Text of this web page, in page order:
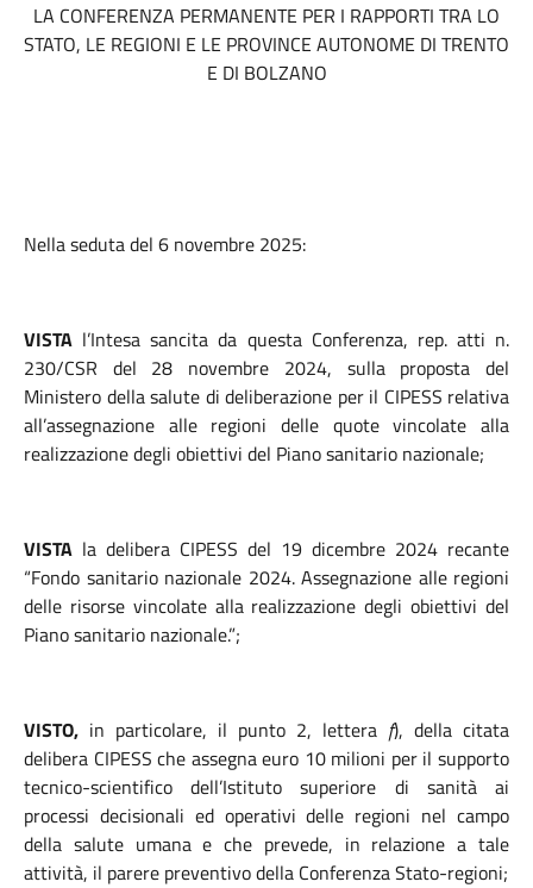
LA CONFERENZA PERMANENTE PER I RAPPORTI TRA LO
STATO, LE REGIONI E LE PROVINCE AUTONOME DI TRENTO
E DI BOLZANO
Nella seduta del 6 novembre 2025:
VISTA l’Intesa sancita da questa Conferenza, rep. atti n.
230/CSR del 28 novembre 2024, sulla proposta del
Ministero della salute di deliberazione per il CIPESS relativa
all’assegnazione alle regioni delle quote vincolate alla
realizzazione degli obiettivi del Piano sanitario nazionale;
VISTA la delibera CIPESS del 19 dicembre 2024 recante
“Fondo sanitario nazionale 2024. Assegnazione alle regioni
delle risorse vincolate alla realizzazione degli obiettivi del
Piano sanitario nazionale.”;
VISTO, in particolare, il punto 2, lettera f), della citata
delibera CIPESS che assegna euro 10 milioni per il supporto
tecnico-scientifico dell’Istituto superiore di sanità ai
processi decisionali ed operativi delle regioni nel campo
della salute umana e che prevede, in relazione a tale
attività, il parere preventivo della Conferenza Stato-regioni;